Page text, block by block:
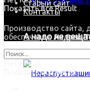
Показать все Result
А надо не
Старый сайт
Контакты
Производство сайта,
обеспечение:Андрей
Нет Result
Показать все Result